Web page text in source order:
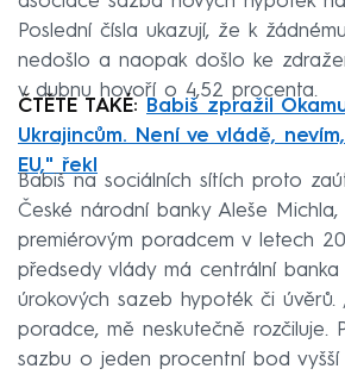
Poslední čísla ukazují, že k
nedošlo a naopak došlo ke
v dubnu hovoří o 4,52 procenta.
ČTĚTE TAKÉ:
Babiš zpražil
Ukrajincům. Není ve vládě,
EU," řekl
Babiš na sociálních sítích proto
České národní banky Aleše Michla,
premiérovým poradcem v letech
předsedy vlády má centrální banka
úrokových sazeb hypoték či úvěrů.
poradce, mě neskutečně rozčiluje.
sazbu o jeden procentní bod vyšší